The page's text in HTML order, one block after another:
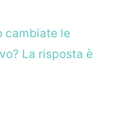
cambiate le
La risposta è